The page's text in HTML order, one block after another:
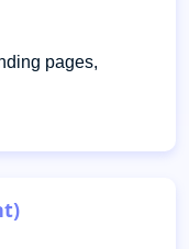
pages,